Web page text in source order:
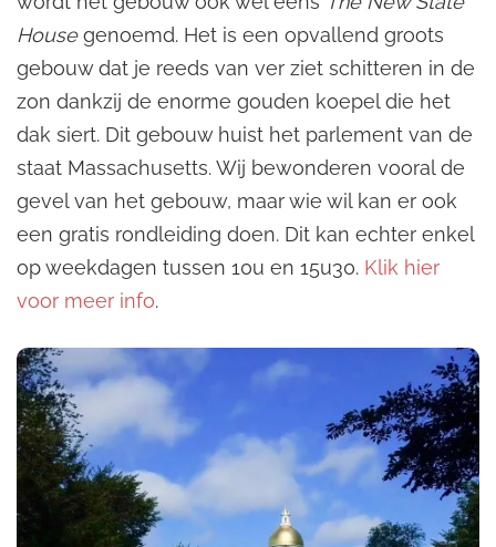
Housegenoemd. Het is een opvallend groots
gebouw dat je reeds van ver ziet schitteren in de
zon dankzij de enorme gouden koepel die het
dak siert. Dit gebouw huist het parlement van de
staat Massachusetts. Wij bewonderen vooral de
gevel van het gebouw, maar wie wil kan er ook
een gratis rondleiding doen. Dit kan echter enkel
op weekdagen tussen 10u en 15u30. Klik hier
voor meer info.